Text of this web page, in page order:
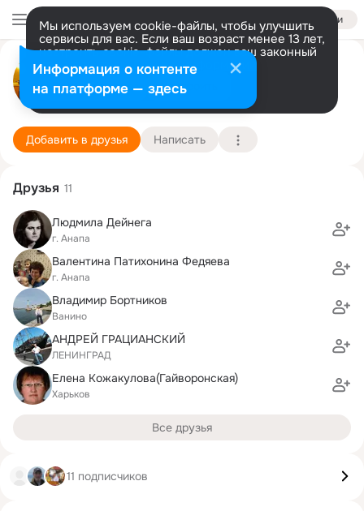
Войти
Мы используем cookie-файлы, чтобы улучшить
сервисы для вас. Если ваш возраст менее 13 лет,
настроить cookie-файлы должен ваш законный
представитель. Больше информации
Разрешить все Настроить
Владимир Петров
Южно-Сахалинск
4 школа
Подробнее
Добавить в друзья Написать
Друзья 11
Людмила Дейнега
г. Анапа
Валентина Патихонина Федяева
г. Анапа
Владимир Бортников
Ванино
АНДРЕЙ ГРАЦИАНСКИЙ
ЛЕНИНГРАД
Елена Кожакулова(Гайворонская)
Харьков
Все друзья
11 подписчиков
Информация о контенте
на платформе — здесь